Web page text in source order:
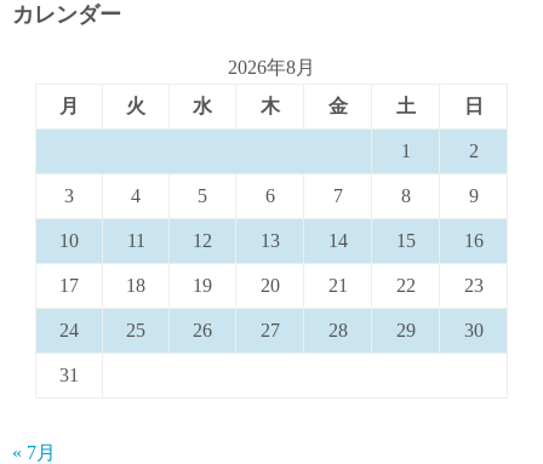
カレンダー
2026年8月
月
火 水 木 金 土 日
1 2
3 4 5 6 7 8 9
10 11 12 13 14 15 16
17 18 19 20 21 22 23
24 25 26 27 28 29 30
31
« 7月